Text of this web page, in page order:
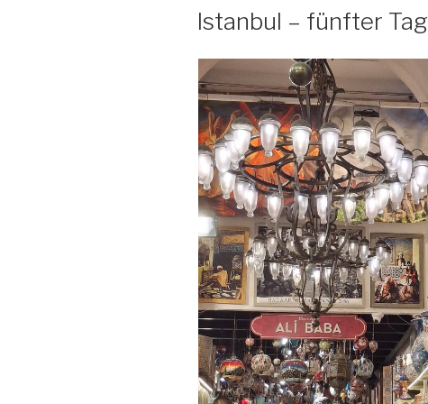
AM
Istanbul – fünfter Tag